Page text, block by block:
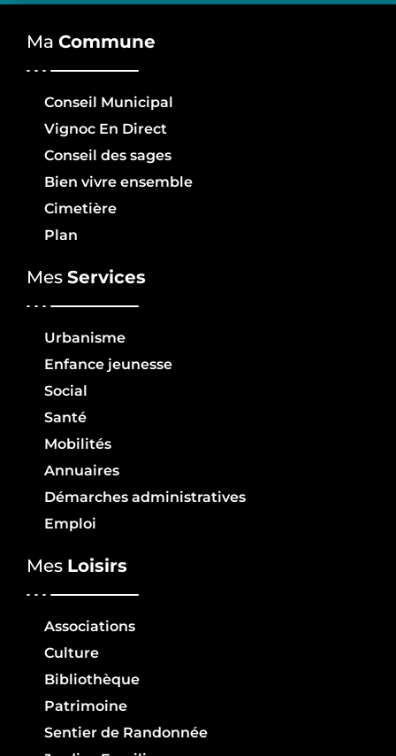
Ma Commune
Conseil Municipal
Vignoc En Direct
Conseil des sages
Bien vivre ensemble
Cimetière
Plan
Mes Services
Urbanisme
Enfance jeunesse
Social
Santé
Mobilités
Annuaires
Démarches administratives
Emploi
Mes Loisirs
Associations
Culture
Bibliothèque
Patrimoine
Sentier de Randonnée